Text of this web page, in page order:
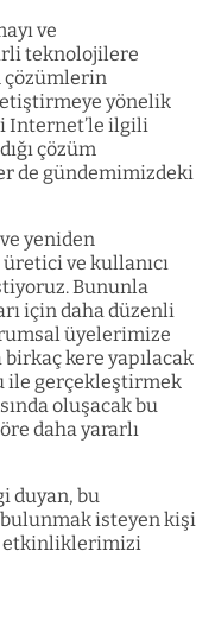
ve
teknolojilere
çözümlerin
yönelik
Internet’le ilgili
çözüm
de gündemimizdeki
yeniden
ve kullanıcı
Bununla
için daha düzenli
üyelerimize
kere yapılacak
ile gerçekleştirmek
oluşacak bu
daha yararlı
duyan, bu
isteyen kişi
etkinliklerimizi